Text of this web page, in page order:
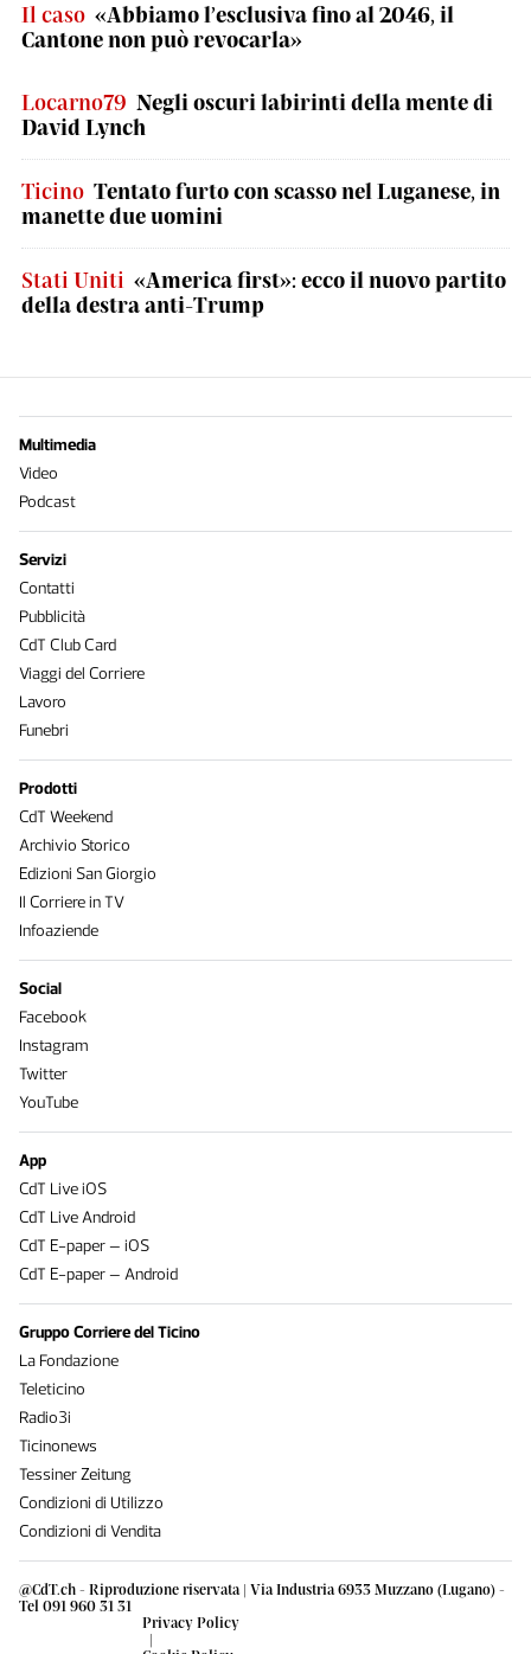
Il caso «Abbiamo l’esclusiva fino al 2046, il
Cantone non può revocarla»
Locarno79 Negli oscuri labirinti della mente di
David Lynch
Ticino Tentato furto con scasso nel Luganese, in
manette due uomini
Stati Uniti «America first»: ecco il nuovo partito
della destra anti-Trump
@CdT.ch - Riproduzione riservata | Via Industria 6933 Muzzano (Lugano) -
Tel 091 960 31 31
Privacy Policy
|
Multimedia
Video
Podcast
Servizi
Contatti
Pubblicità
CdT Club Card
Viaggi del Corriere
Lavoro
Funebri
Prodotti
CdT Weekend
Archivio Storico
Edizioni San Giorgio
Il Corriere in TV
Infoaziende
Social
Facebook
Instagram
Twitter
YouTube
App
CdT Live iOS
CdT Live Android
CdT E-paper – iOS
CdT E-paper – Android
Gruppo Corriere del Ticino
La Fondazione
Teleticino
Radio3i
Ticinonews
Tessiner Zeitung
Condizioni di Utilizzo
Condizioni di Vendita